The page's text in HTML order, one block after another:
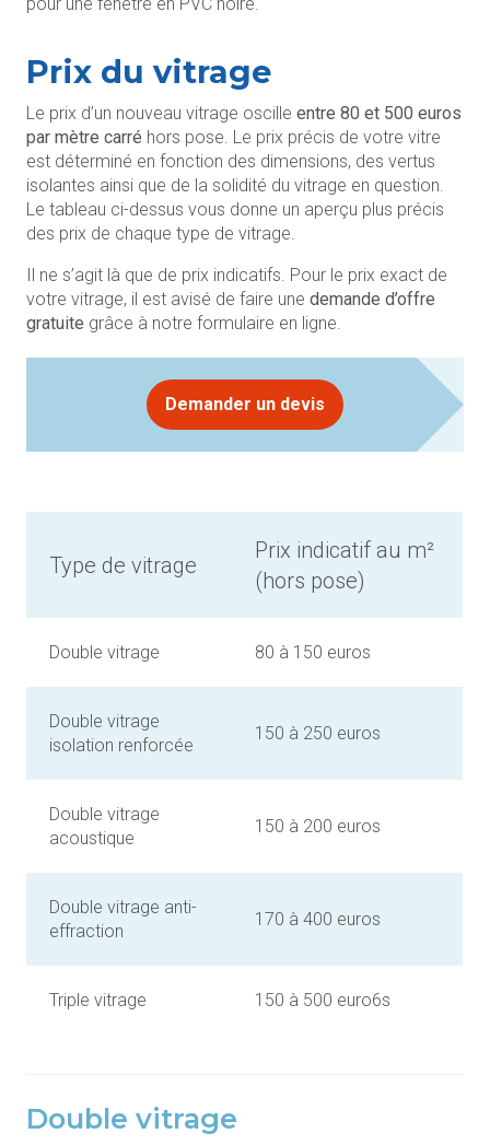
Prix du vitrage
Le prix d’un nouveau vitrage oscille entre 80 et 500 euros
par mètre carré hors pose. Le prix précis de votre vitre
est déterminé en fonction des dimensions, des vertus
isolantes ainsi que de la solidité du vitrage en question.
Le tableau ci-dessus vous donne un aperçu plus précis
des prix de chaque type de vitrage.
Il ne s’agit là que de prix indicatifs. Pour le prix exact de
votre vitrage, il est avisé de faire une demande d’offre
gratuite grâce à notre formulaire en ligne.
Demander un devis
Type de vitrage
Prix indicatif au m²
(hors pose)
Double vitrage 80 à 150 euros
Double vitrage
isolation renforcée
150 à 250 euros
Double vitrage
acoustique
150 à 200 euros
Double vitrage anti-
effraction
170 à 400 euros
Triple vitrage 150 à 500 euro6s
Double vitrage